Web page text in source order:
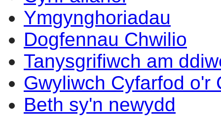
Ymgynghoriadau
Dogfennau Chwilio
Tanysgrifiwch am
Gwyliwch Cyfarfod o'r
Beth sy'n newydd